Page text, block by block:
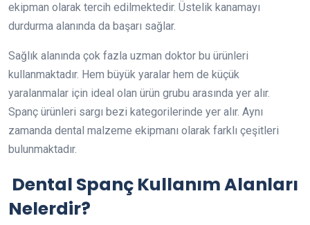
ekipman olarak tercih edilmektedir. Üstelik kanamayı
durdurma alanında da başarı sağlar.
Sağlık alanında çok fazla uzman doktor bu ürünleri
kullanmaktadır. Hem büyük yaralar hem de küçük
yaralanmalar için ideal olan ürün grubu arasında yer alır.
Spanç ürünleri sargı bezi kategorilerinde yer alır. Aynı
zamanda dental malzeme ekipmanı olarak farklı çeşitleri
bulunmaktadır.
Dental Spanç Kullanım Alanları
Nelerdir?